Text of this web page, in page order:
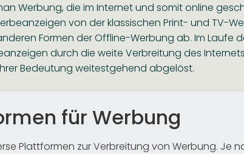
Werbung, die im Internet und somit online
von der klassischen Print- und TV-
Formen der Offline-Werbung ab. Im Laufe
durch die weite Verbreitung des
Bedeutung weitestgehend abgelöst.
für Werbung
Plattformen zur Verbreitung von Werbung. Je